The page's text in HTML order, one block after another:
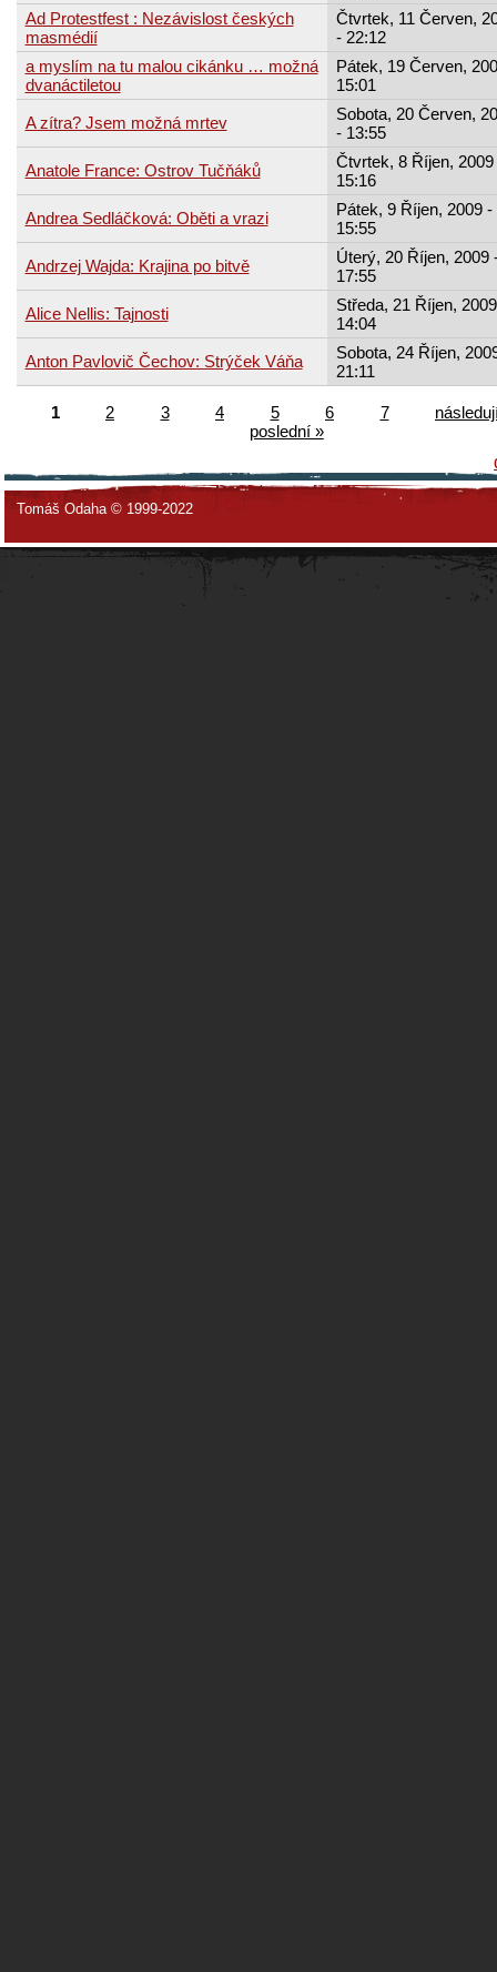
Ad Protestfest : Nezávislost českých
masmédií
Čtvrtek, 11 Červen,
- 22:12
a myslím na tu malou cikánku … možná
dvanáctiletou
Pátek, 19 Červen,
15:01
A zítra? Jsem možná mrtev
Sobota, 20 Červen,
- 13:55
Anatole France: Ostrov Tučňáků
Čtvrtek, 8 Říjen, 2009
15:16
Andrea Sedláčková: Oběti a vrazi
Pátek, 9 Říjen, 2009 -
15:55
Andrzej Wajda: Krajina po bitvě
Úterý, 20 Říjen, 2009
17:55
Alice Nellis: Tajnosti
Středa, 21 Říjen,
14:04
Anton Pavlovič Čechov: Strýček Váňa
Sobota, 24 Říjen,
21:11
1 2 3 4 5 6 7
poslední »
Tomáš Odaha © 1999-2022